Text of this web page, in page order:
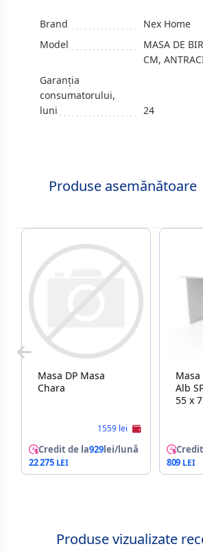
Brand
Nex Home
Model
MASA DE
CM,
Garanția
consumatorului,
luni
24
Produse asemănătoare
Masa DP Masa
Chara
1559 lei
Credit de la929lei/lună
22 275
Alb
55 x
809
Produse vizualizate